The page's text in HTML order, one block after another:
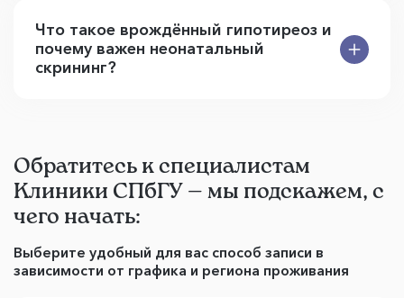
Что такое врождённый гипотиреоз и
почему важен неонатальный
скрининг?
Обратитесь к специалистам
Клиники СПбГУ — мы подскажем, с
чего начать:
Выберите удобный для вас способ записи в
зависимости от графика и региона проживания